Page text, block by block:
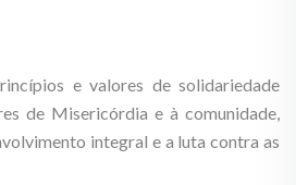
e valores de solidariedade
de Misericórdia e à comunidade,
integral e a luta contra as